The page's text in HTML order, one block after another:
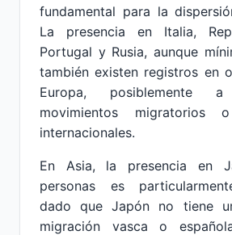
fundamental para la
La presencia en Italia,
Portugal y Rusia, aunque
también existen registros en
Europa, posiblemente
movimientos migratorios
internacionales.
En Asia, la presencia en
personas es
dado que Japón no tiene
migración vasca o